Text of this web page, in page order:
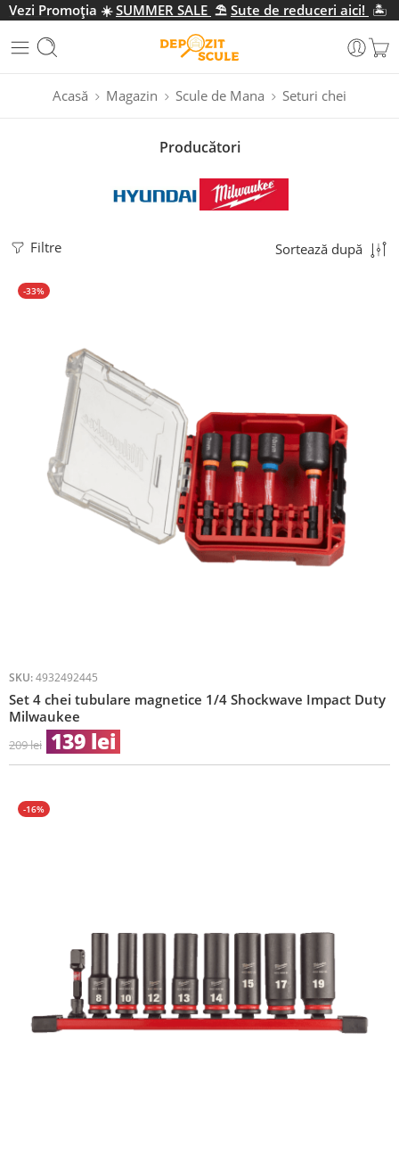
Vezi Promoția ☀️SUMMER SALE ⛱️ Sute de reduceri aici! 🏝️
Acasă Magazin Scule de Mana Seturi chei
Producători
Filtre Sortează după
-33%
SKU: 4932492445
Set 4 chei tubulare magnetice 1/4 Shockwave Impact Duty
Milwaukee
209lei 139 lei
-16%